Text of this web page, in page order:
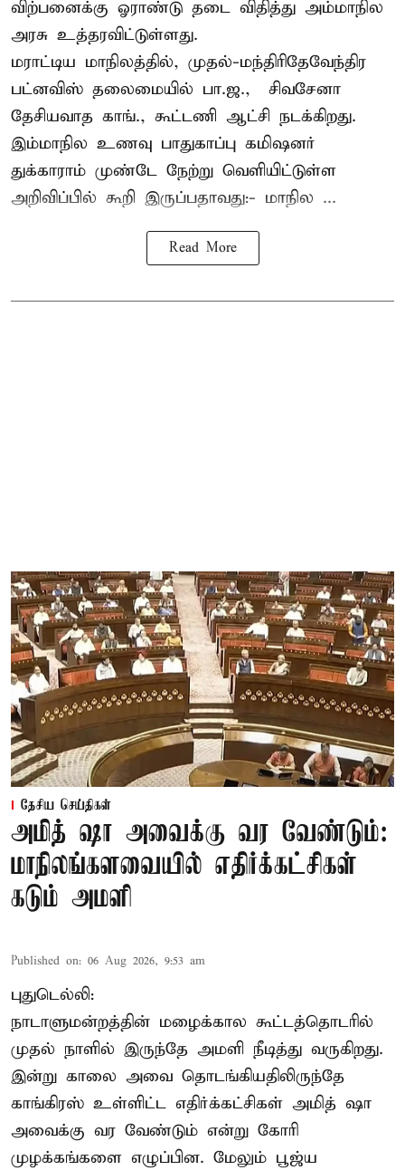
விற்பனைக்கு ஓராண்டு தடை விதித்து அம்மாநில
அரசு உத்தரவிட்டுள்ளது.
மராட்டிய மாநிலத்தில், முதல்-மந்திரிதேவேந்திர
பட்னவிஸ் தலைமையில் பா.ஜ., – சிவசேனா –
தேசியவாத காங்., கூட்டணி ஆட்சி நடக்கிறது.
இம்மாநில உணவு பாதுகாப்பு கமிஷனர்
துக்காராம் முண்டே நேற்று வெளியிட்டுள்ள
அறிவிப்பில் கூறி இருப்பதாவது:- மாநில ...
Read More
தேசிய செய்திகள்
அமித் ஷா அவைக்கு வர வேண்டும்:
மாநிலங்களவையில் எதிர்க்கட்சிகள்
கடும் அமளி
Published on: 06 Aug 2026, 9:53 am
புதுடெல்லி:
நாடாளுமன்றத்தின் மழைக்கால கூட்டத்தொடரில்
முதல் நாளில் இருந்தே அமளி நீடித்து வருகிறது.
இன்று காலை அவை தொடங்கியதிலிருந்தே
காங்கிரஸ் உள்ளிட்ட எதிர்க்கட்சிகள் அமித் ஷா
அவைக்கு வர வேண்டும் என்று கோரி
முழக்கங்களை எழுப்பின. மேலும் பூஜ்ய